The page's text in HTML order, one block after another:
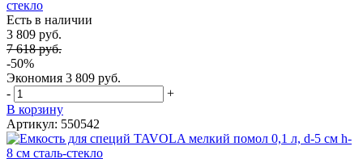
стекло
Есть в наличии
3 809 руб.
7 618 руб.
-50%
Экономия 3 809 руб.
-
+
В корзину
Артикул: 550542